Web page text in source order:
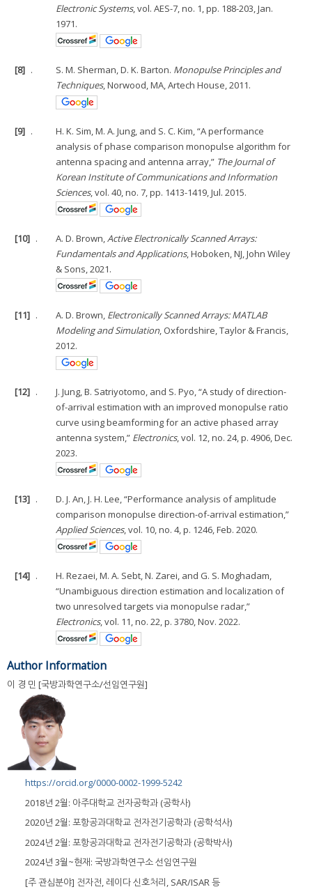
Electronic Systems, vol. AES-7, no. 1, pp. 188-203, Jan.
1971.
[8] . S. M. Sherman, D. K. Barton. Monopulse Principles and
Techniques, Norwood, MA, Artech House, 2011.
[9] .
H. K. Sim, M. A. Jung, and S. C. Kim, “A performance
analysis of phase comparison monopulse algorithm for
antenna spacing and antenna array,” The Journal of
Korean Institute of Communications and Information
Sciences, vol. 40, no. 7, pp. 1413-1419, Jul. 2015.
[10] . A. D. Brown, Active Electronically Scanned Arrays:
Fundamentals and Applications, Hoboken, NJ, John Wiley
& Sons, 2021.
[11] . A. D. Brown, Electronically Scanned Arrays: MATLAB
Modeling and Simulation, Oxfordshire, Taylor & Francis,
2012.
[12] .
J. Jung, B. Satriyotomo, and S. Pyo, “A study of direction-
of-arrival estimation with an improved monopulse ratio
curve using beamforming for an active phased array
antenna system,” Electronics, vol. 12, no. 24, p. 4906, Dec.
2023.
[13] .
D. J. An, J. H. Lee, “Performance analysis of amplitude
comparison monopulse direction-of-arrival estimation,”
Applied Sciences, vol. 10, no. 4, p. 1246, Feb. 2020.
[14] .
H. Rezaei, M. A. Sebt, N. Zarei, and G. S. Moghadam,
“Unambiguous direction estimation and localization of
two unresolved targets via monopulse radar,”
Electronics, vol. 11, no. 22, p. 3780, Nov. 2022.
Author Information
이 경 민 [국방과학연구소/선임연구원]
https://orcid.org/0000-0002-1999-5242
2018년 2월: 아주대학교 전자공학과 (공학사)
2020년 2월: 포항공과대학교 전자전기공학과 (공학석사)
2024년 2월: 포항공과대학교 전자전기공학과 (공학박사)
2024년 3월~현재: 국방과학연구소 선임연구원
[주 관심분야] 전자전, 레이다 신호처리, SAR/ISAR 등